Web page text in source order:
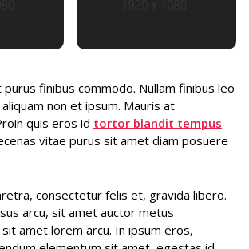
finibus commodo. Nullam finibus leo
non et ipsum. Mauris at
quis eros id tortor blandit tempus
vitae purus sit amet diam posuere
consectetur felis et, gravida libero.
arcu, sit amet auctor metus
amet lorem arcu. In ipsum eros,